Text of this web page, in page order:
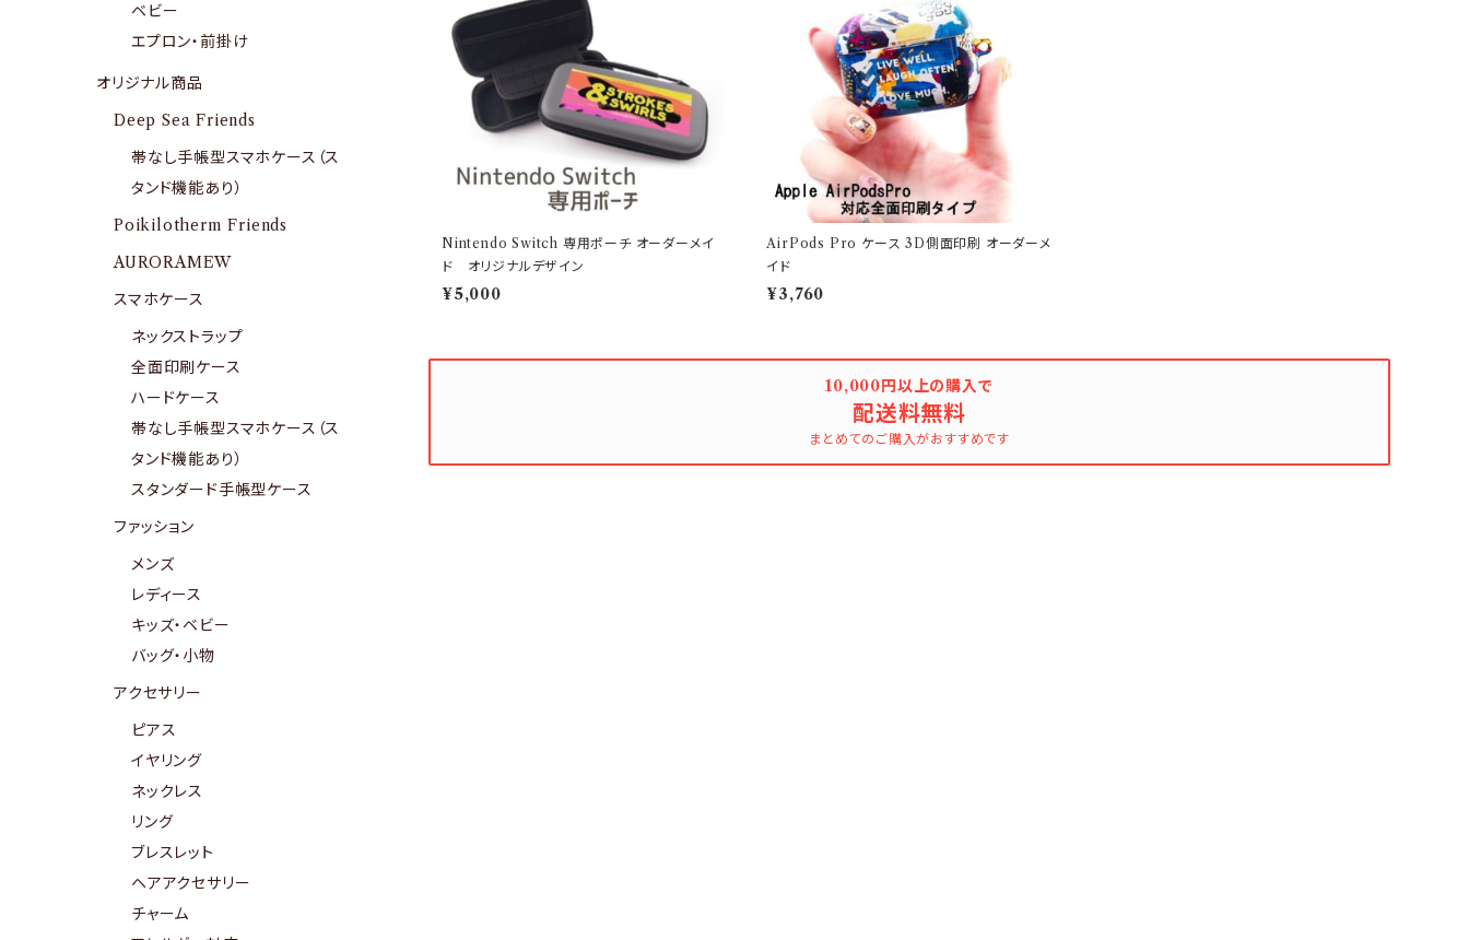
Nintendo Switch 専用ポーチ オーダーメイ
ド オリジナルデザイン
¥5,000
AirPods Pro ケース 3D側面印刷 オーダーメ
イド
¥3,760
10,000円以上の購入で
配送料無料
まとめてのご購入がおすすめです
ベビー
エプロン・前掛け
オリジナル商品
Deep Sea Friends
帯なし手帳型スマホケース（ス
タンド機能あり）
Poikilotherm Friends
AURORAMEW
スマホケース
ネックストラップ
全面印刷ケース
ハードケース
帯なし手帳型スマホケース（ス
タンド機能あり）
スタンダード手帳型ケース
ファッション
メンズ
レディース
キッズ・ベビー
バッグ・小物
アクセサリー
ピアス
イヤリング
ネックレス
リング
ブレスレット
ヘアアクセサリー
チャーム